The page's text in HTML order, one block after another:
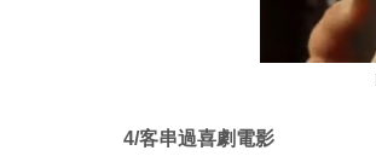
4/客串過喜劇電影